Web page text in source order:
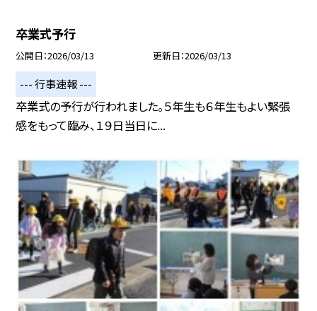
卒業式予行
公開日 2026/03/13 更新日 2026/03/13
--- 行事速報 ---
卒業式の予行が行われました。５年生も６年生もよい緊張
感をもって臨み、１９日当日に...